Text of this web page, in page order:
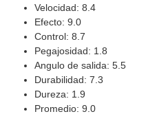
Velocidad: 8.4
Efecto: 9.0
Control: 8.7
Pegajosidad: 1.8
Angulo de salida: 5.5
Durabilidad: 7.3
Dureza: 1.9
Promedio: 9.0